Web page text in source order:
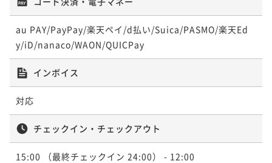
au PAY/PayPay/楽天ペイ/d払い/Suica/PASMO/楽天Ed
y/iD/nanaco/WAON/QUICPay
インボイス
対応
チェックイン・チェックアウト
15:00 （最終チェックイン 24:00） - 12:00